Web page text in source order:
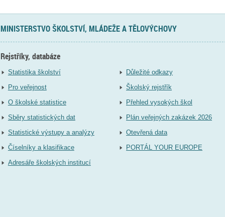
MINISTERSTVO ŠKOLSTVÍ, MLÁDEŽE A TĚLOVÝCHOVY
Rejstříky, databáze
Statistika školství
Pro veřejnost
O školské statistice
Sběry statistických dat
Statistické výstupy a analýzy
Číselníky a klasifikace
Adresáře školských institucí
Důležité odkazy
Školský rejstřík
Přehled vysokých škol
Plán veřejných zakázek 2026
Otevřená data
PORTÁL YOUR EUROPE